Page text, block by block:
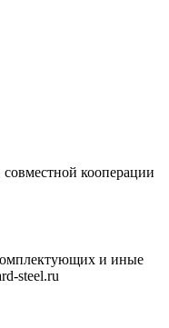
кооперации
и иные
steel.ru